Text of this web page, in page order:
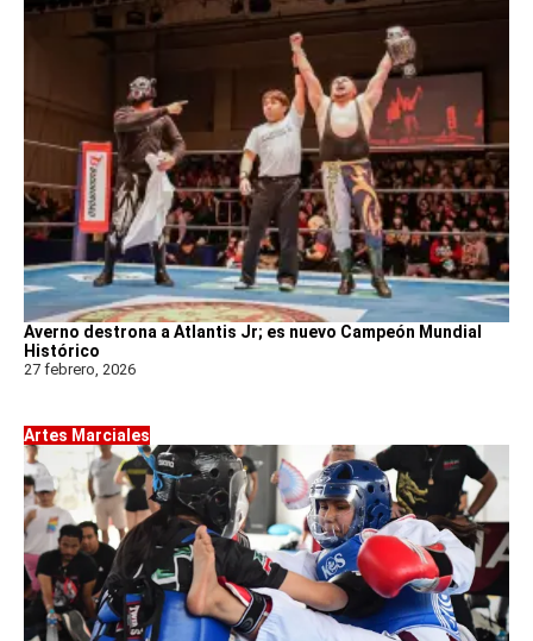
Averno destrona a Atlantis Jr; es nuevo Campeón Mundial
Histórico
27 febrero, 2026
Artes Marciales